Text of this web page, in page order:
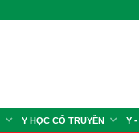
Y HỌC CỔ TRUYỀN Y -